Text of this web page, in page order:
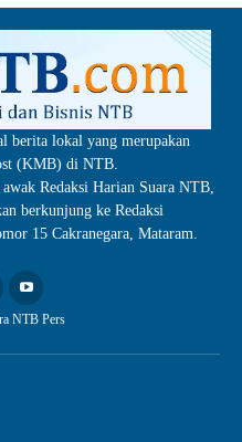
berita lokal yang merupakan
(KMB) di NTB.
Redaksi Harian Suara NTB,
berkunjung ke Redaksi
15 Cakranegara, Mataram.
NTB Pers